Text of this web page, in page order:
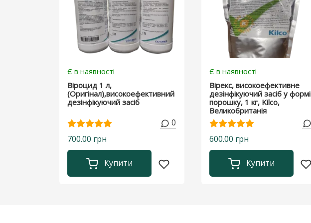
Є в наявності
Віроцид 1 л,
(Оригінал),високоефективний
дезінфікуючий засіб
0
700.00 грн
Купити
Є в наявності
Вірекс, високоефективне
дезінфікуючий засіб у формі
порошку, 1 кг, Kilco,
Великобританія
600.00 грн
Купити